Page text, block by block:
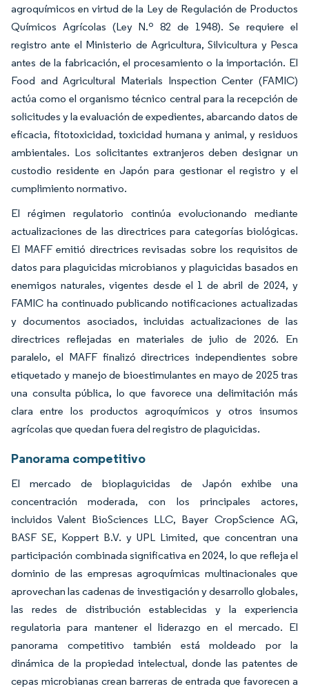
agroquímicos en virtud de la Ley de Regulación de Productos
Químicos Agrícolas (Ley N.º 82 de 1948). Se requiere el
registro ante el Ministerio de Agricultura, Silvicultura y Pesca
antes de la fabricación, el procesamiento o la importación. El
Food and Agricultural Materials Inspection Center (FAMIC)
actúa como el organismo técnico central para la recepción de
solicitudes y la evaluación de expedientes, abarcando datos de
eficacia, fitotoxicidad, toxicidad humana y animal, y residuos
ambientales. Los solicitantes extranjeros deben designar un
custodio residente en Japón para gestionar el registro y el
cumplimiento normativo.
El régimen regulatorio continúa evolucionando mediante
actualizaciones de las directrices para categorías biológicas.
El MAFF emitió directrices revisadas sobre los requisitos de
datos para plaguicidas microbianos y plaguicidas basados en
enemigos naturales, vigentes desde el 1 de abril de 2024, y
FAMIC ha continuado publicando notificaciones actualizadas
y documentos asociados, incluidas actualizaciones de las
directrices reflejadas en materiales de julio de 2026. En
paralelo, el MAFF finalizó directrices independientes sobre
etiquetado y manejo de bioestimulantes en mayo de 2025 tras
una consulta pública, lo que favorece una delimitación más
clara entre los productos agroquímicos y otros insumos
agrícolas que quedan fuera del registro de plaguicidas.
Panorama competitivo
El mercado de bioplaguicidas de Japón exhibe una
concentración moderada, con los principales actores,
incluidos Valent BioSciences LLC, Bayer CropScience AG,
BASF SE, Koppert B.V. y UPL Limited, que concentran una
participación combinada significativa en 2024, lo que refleja el
dominio de las empresas agroquímicas multinacionales que
aprovechan las cadenas de investigación y desarrollo globales,
las redes de distribución establecidas y la experiencia
regulatoria para mantener el liderazgo en el mercado. El
panorama competitivo también está moldeado por la
dinámica de la propiedad intelectual, donde las patentes de
cepas microbianas crean barreras de entrada que favorecen a